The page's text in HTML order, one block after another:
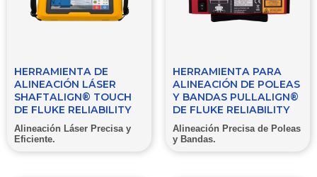
HERRAMIENTA DE
ALINEACIÓN LÁSER
SHAFTALIGN® TOUCH
DE FLUKE RELIABILITY
Alineación Láser Precisa y
Eficiente.
HERRAMIENTA PARA
ALINEACIÓN DE POLEAS
Y BANDAS PULLALIGN®
DE FLUKE RELIABILITY
Alineación Precisa de Poleas
y Bandas.